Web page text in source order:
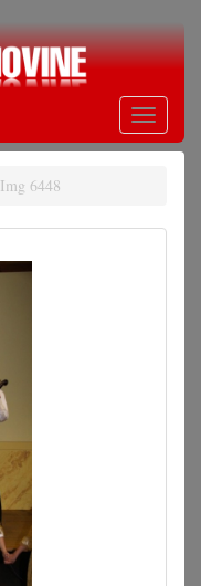
Toggle
Img 6448